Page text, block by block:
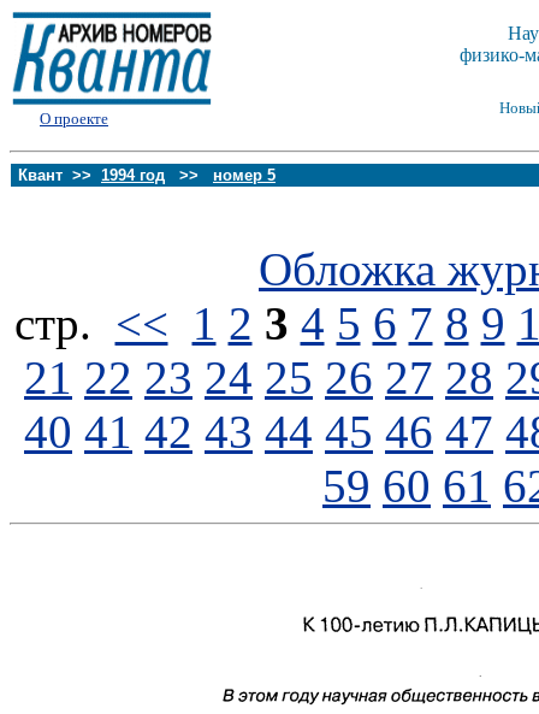
О проекте
физико-
Квант >> 1994 год >> номер 5
Обложка
стp. << 1 2 3 4 5 6 7 8 9
21 22 23 24 25 26 27 28
40 41 42 43 44 45 46 47
59 60 61